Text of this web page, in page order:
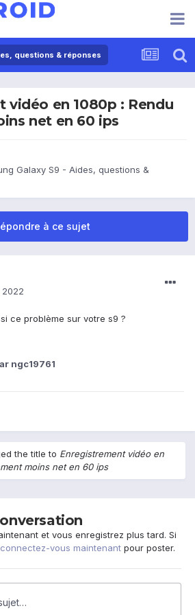
questions & réponses
vidéo en 1080p : Rendu
net en 60 ips
Galaxy S9 - Aides, questions &
à ce sujet
2022
ce problème sur votre s9 ?
ngc19761
the title to Enregistrement vidéo en
moins net en 60 ips
et vous enregistrez plus tard. Si
connectez-vous maintenant pour poster.